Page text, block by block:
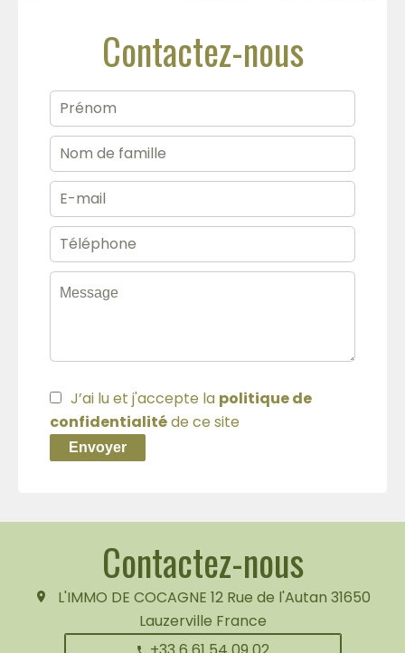
Contactez-nous
J’ai lu et j'accepte la politique de
confidentialitéde ce site
Envoyer
Contactez-nous
L'IMMO DE COCAGNE 12 Rue de l'Autan 31650
Lauzerville France